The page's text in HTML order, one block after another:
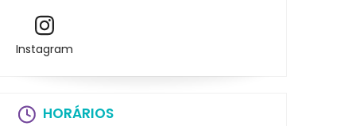
Instagram
HORÁRIOS